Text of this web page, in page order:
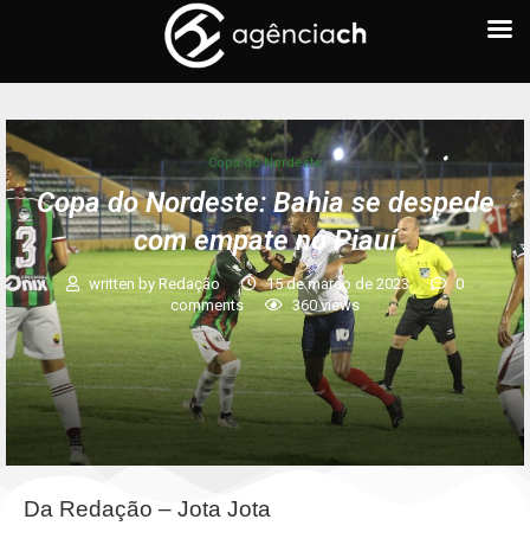
Copa do Nordeste
Copa do Nordeste: Bahia se despede
com empate no Piauí
written by Redação 15 de março de 2023
0
comments
360views
Da Redação – Jota Jota